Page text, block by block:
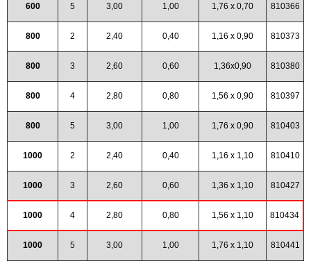
600 5 3,00 1,00 1,76 x 0,70 810366
800 2 2,40 0,40 1,16 x 0,90 810373
800 3 2,60 0,60 1,36x0,90 810380
800 4 2,80 0,80 1,56 x 0,90 810397
800 5 3,00 1,00 1,76 x 0,90 810403
1000 2 2,40 0,40 1,16 x 1,10 810410
1000 3 2,60 0,60 1,36 x 1,10 810427
1000 4 2,80 0,80 1,56 x 1,10 810434
1000 5 3,00 1,00 1,76 x 1,10 810441